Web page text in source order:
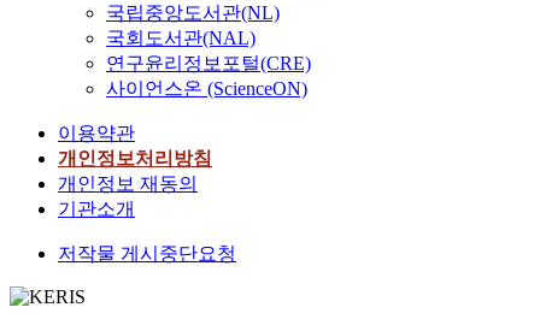
국립중앙도서관(NL)
국회도서관(NAL)
연구윤리정보포털(CRE)
사이언스온 (ScienceON)
이용약관
개인정보처리방침
개인정보 재동의
기관소개
저작물 게시중단요청